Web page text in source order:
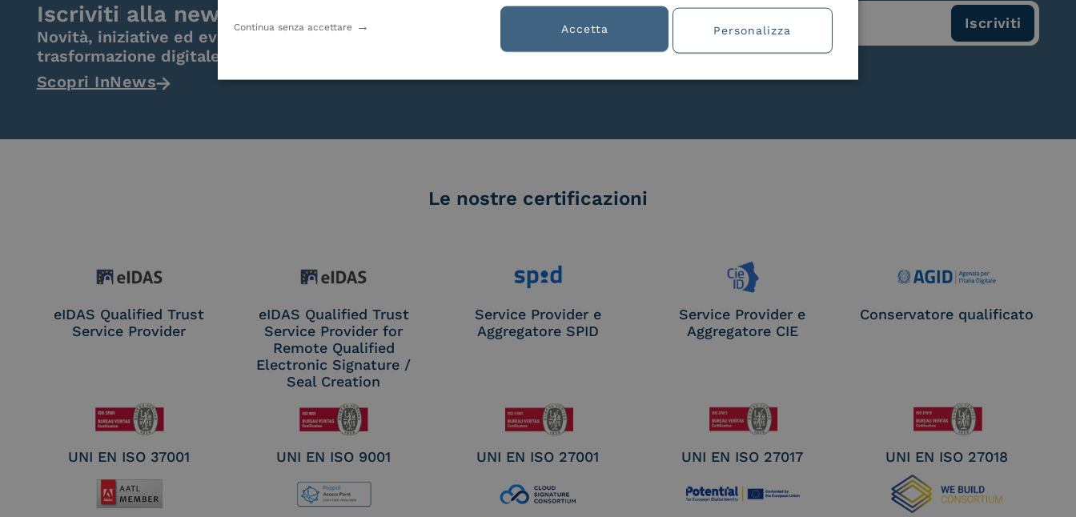
Iscriviti alla newsletter
Novità, iniziative ed eventi dal mondo della
trasformazione digitale.
Scopri InNews
Le nostre certificazioni
eIDAS Qualified Trust
Service Provider
eIDAS Qualified Trust
Service Provider for
Remote Qualified
Electronic Signature /
Seal Creation
Service Provider e
Aggregatore SPID
Service Provider e
Aggregatore CIE
Conservatore qualificato
UNI EN ISO 37001 UNI EN ISO 9001 UNI EN ISO 27001 UNI EN ISO 27017 UNI EN ISO 27018
Accetta
Continua senza accettare Personalizza